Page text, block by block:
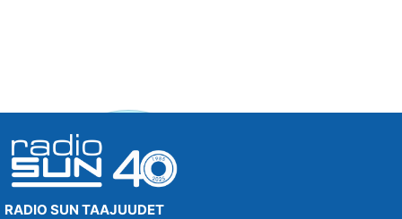
RADIO SUN TAAJUUDET